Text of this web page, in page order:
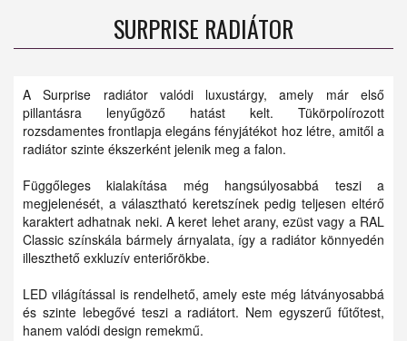
SURPRISE RADIÁTOR
A Surprise radiátor valódi luxustárgy, amely már első
pillantásra lenyűgöző hatást kelt. Tükörpolírozott
rozsdamentes frontlapja elegáns fényjátékot hoz létre, amitől a
radiátor szinte ékszerként jelenik meg a falon.
Függőleges kialakítása még hangsúlyosabbá teszi a
megjelenését, a választható keretszínek pedig teljesen eltérő
karaktert adhatnak neki. A keret lehet arany, ezüst vagy a RAL
Classic színskála bármely árnyalata, így a radiátor könnyedén
illeszthető exkluzív enteriőrökbe.
LED világítással is rendelhető, amely este még látványosabbá
és szinte lebegővé teszi a radiátort. Nem egyszerű fűtőtest,
hanem valódi design remekmű.